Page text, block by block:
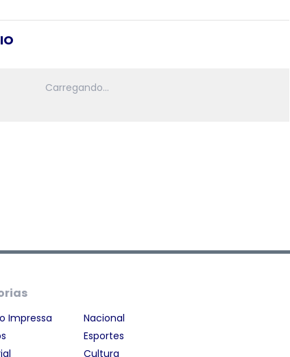
Impressa
Nacional
Esportes
Cultura